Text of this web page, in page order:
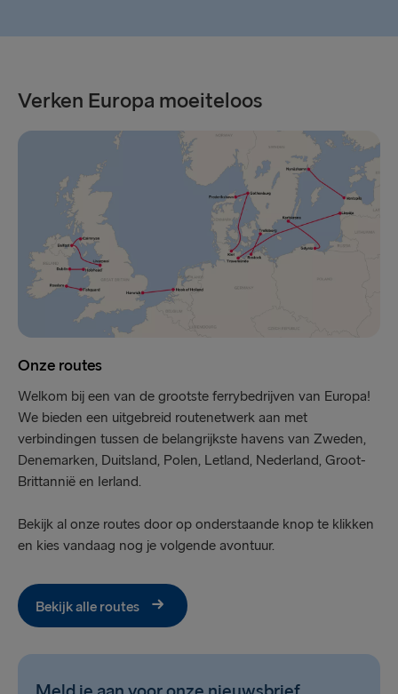
Verken Europa moeiteloos
Onze routes
Welkom bij een van de grootste ferrybedrijven van Europa!
We bieden een uitgebreid routenetwerk aan met
verbindingen tussen de belangrijkste havens van Zweden,
Denemarken, Duitsland, Polen, Letland, Nederland, Groot-
Brittannië en Ierland.
Bekijk al onze routes door op onderstaande knop te klikken
en kies vandaag nog je volgende avontuur.
Bekijk alle routes